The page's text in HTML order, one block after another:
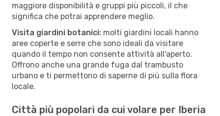
maggiore disponibilità e gruppi più piccoli, il che
significa che potrai apprendere meglio.
Visita giardini botanici: molti giardini locali hanno
aree coperte e serre che sono ideali da visitare
quando il tempo non consente attività all'aperto.
Offrono anche una grande fuga dal trambusto
urbano e ti permettono di saperne di più sulla flora
locale.
Città più popolari da cui volare per Iberia